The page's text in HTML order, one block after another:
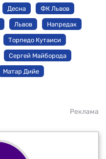
Десна ФК Львов
Львов Напредак
Торпедо Кутаиси
Сергей Майборода
Матар Дийе
Реклама